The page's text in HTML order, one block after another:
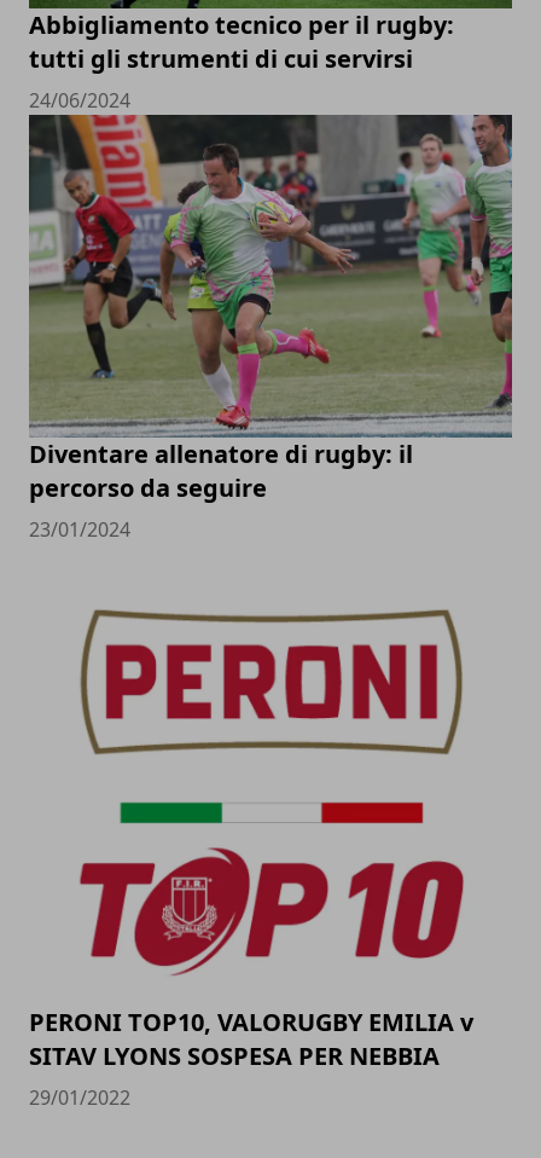
Abbigliamento tecnico per il rugby:
tutti gli strumenti di cui servirsi
24/06/2024
Diventare allenatore di rugby: il
percorso da seguire
23/01/2024
PERONI TOP10, VALORUGBY EMILIA v
SITAV LYONS SOSPESA PER NEBBIA
29/01/2022